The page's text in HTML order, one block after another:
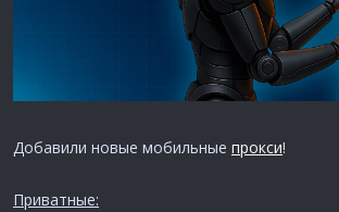
Добавили новые мобильные прокси!
Приватные: